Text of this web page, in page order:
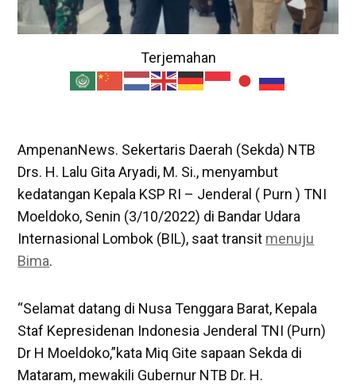
Terjemahan
AmpenanNews. Sekertaris Daerah (Sekda) NTB
Drs. H. Lalu Gita Aryadi, M. Si., menyambut
kedatangan Kepala KSP RI – Jenderal ( Purn ) TNI
Moeldoko, Senin (3/10/2022) di Bandar Udara
Internasional Lombok (BIL), saat transit menuju
Bima.
“Selamat datang di Nusa Tenggara Barat, Kepala
Staf Kepresidenan Indonesia Jenderal TNI (Purn)
Dr H Moeldoko,”kata Miq Gite sapaan Sekda di
Mataram, mewakili Gubernur NTB Dr. H.